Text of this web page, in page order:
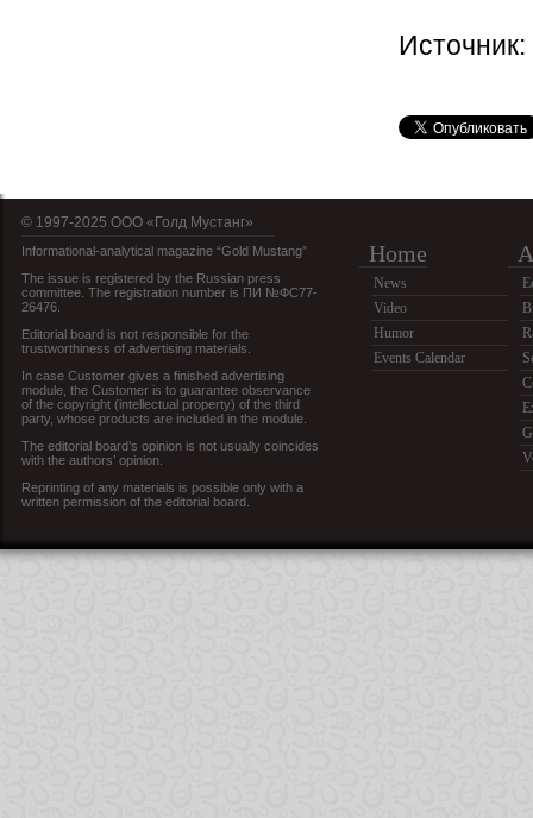
© 1997-2025 OOO «Голд Мустанг»
Informational-analytical magazine “Gold Mustang”
The issue is registered by the Russian press
committee. The registration number is ПИ №ФС77-
26476.
Editorial board is not responsible for the
trustworthiness of advertising materials.
In case Customer gives a finished advertising
module, the Customer is to guarantee observance
of the copyright (intellectual property) of the third
party, whose products are included in the module.
The editorial board’s opinion is not usually coincides
with the authors’ opinion.
Reprinting of any materials is possible only with a
written permission of the editorial board.
Home
News
Video
Humor
Events Calendar